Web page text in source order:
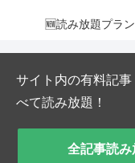
🆕読み放題プラン
サイト内の有料記
べて読み放題！
全記事読み